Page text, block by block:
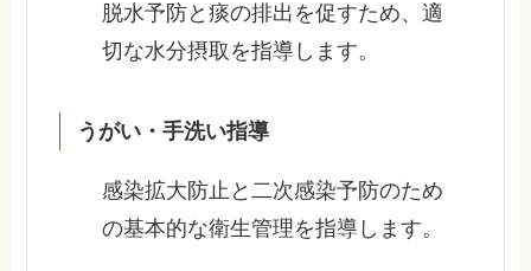
脱水予防と痰の排出を促すため、適
切な水分摂取を指導します。
うがい・手洗い指導
感染拡大防止と二次感染予防のため
の基本的な衛生管理を指導します。